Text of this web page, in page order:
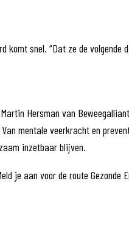
snel. “Dat ze de volgende
Hersman van
mentale veerkracht en
inzetbaar blijven.
je aan voor de route Gezonde